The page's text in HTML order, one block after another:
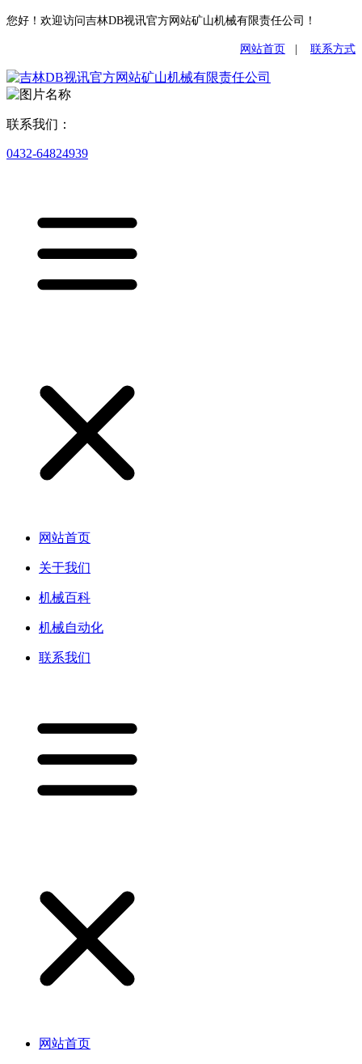
您好！欢迎访问吉林DB视讯官方网站矿山机械有限责任公司！
网站首页 联系方式
联系我们：
0432-64824939
网站首页
关于我们
机械百科
机械自动化
联系我们
网站首页